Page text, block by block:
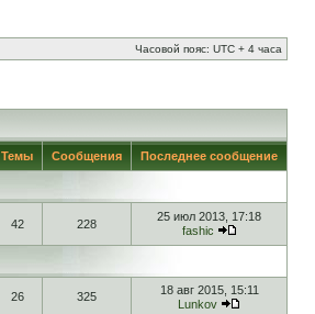
Часовой пояс: UTC + 4 часа
Темы Сообщения Последнее сообщение
42 228
25 июл 2013, 17:18
fashic
26 325
18 авг 2015, 15:11
Lunkov